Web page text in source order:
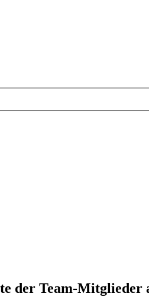
der Team-Mitglieder